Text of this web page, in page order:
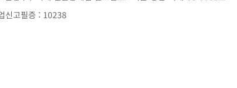
신고필증 : 10238